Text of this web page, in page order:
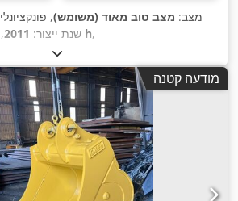
מצב: מצב טוב מאוד (משומש),
שנת ייצור: 2011 24,000 h,
מודעה קטנה